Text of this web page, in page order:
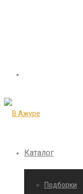
Каталог
Подборки